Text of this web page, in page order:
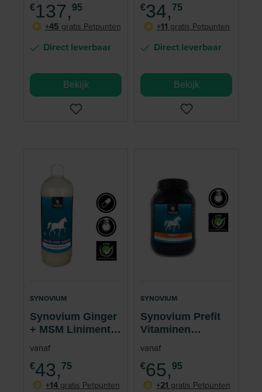
€137, 95
P
+45 gratis Petpunten
Direct leverbaar
Bekijk
€34, 75
P
+11 gratis Petpunten
Direct leverbaar
Bekijk
SYNOVIUM
Synovium Ginger
+ MSM Liniment
Beweging Paard
vanaf
€43, 75
P
+14 gratis Petpunten
SYNOVIUM
Synovium Prefit
Vitaminen
Mineralen Paard 2
vanaf
€65, 95
P
+21 gratis Petpunten